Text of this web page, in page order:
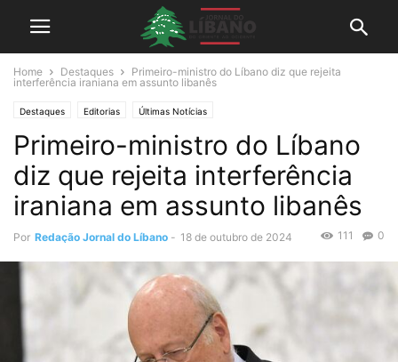
Home Destaques
Primeiro-ministro do Líbano diz que rejeita
interferência iraniana em assunto libanês
Destaques Editorias Últimas Notícias
Primeiro-ministro do Líbano
diz que rejeita interferência
iraniana em assunto libanês
Por Redação Jornal do Líbano - 18 de outubro de 2024 0
111